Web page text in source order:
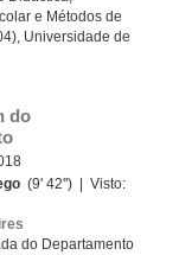
e Métodos de
Universidade de
do
(9' 42'') | Visto:
do Departamento